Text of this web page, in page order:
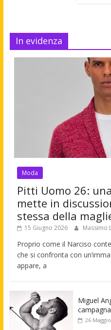
In evidenza
Moda
Pitti Uomo 26:
mette in
stessa della
15 Giugno 2026 Massimo
Proprio come il Narciso
che si confronta con
appare, a
Miguel
26